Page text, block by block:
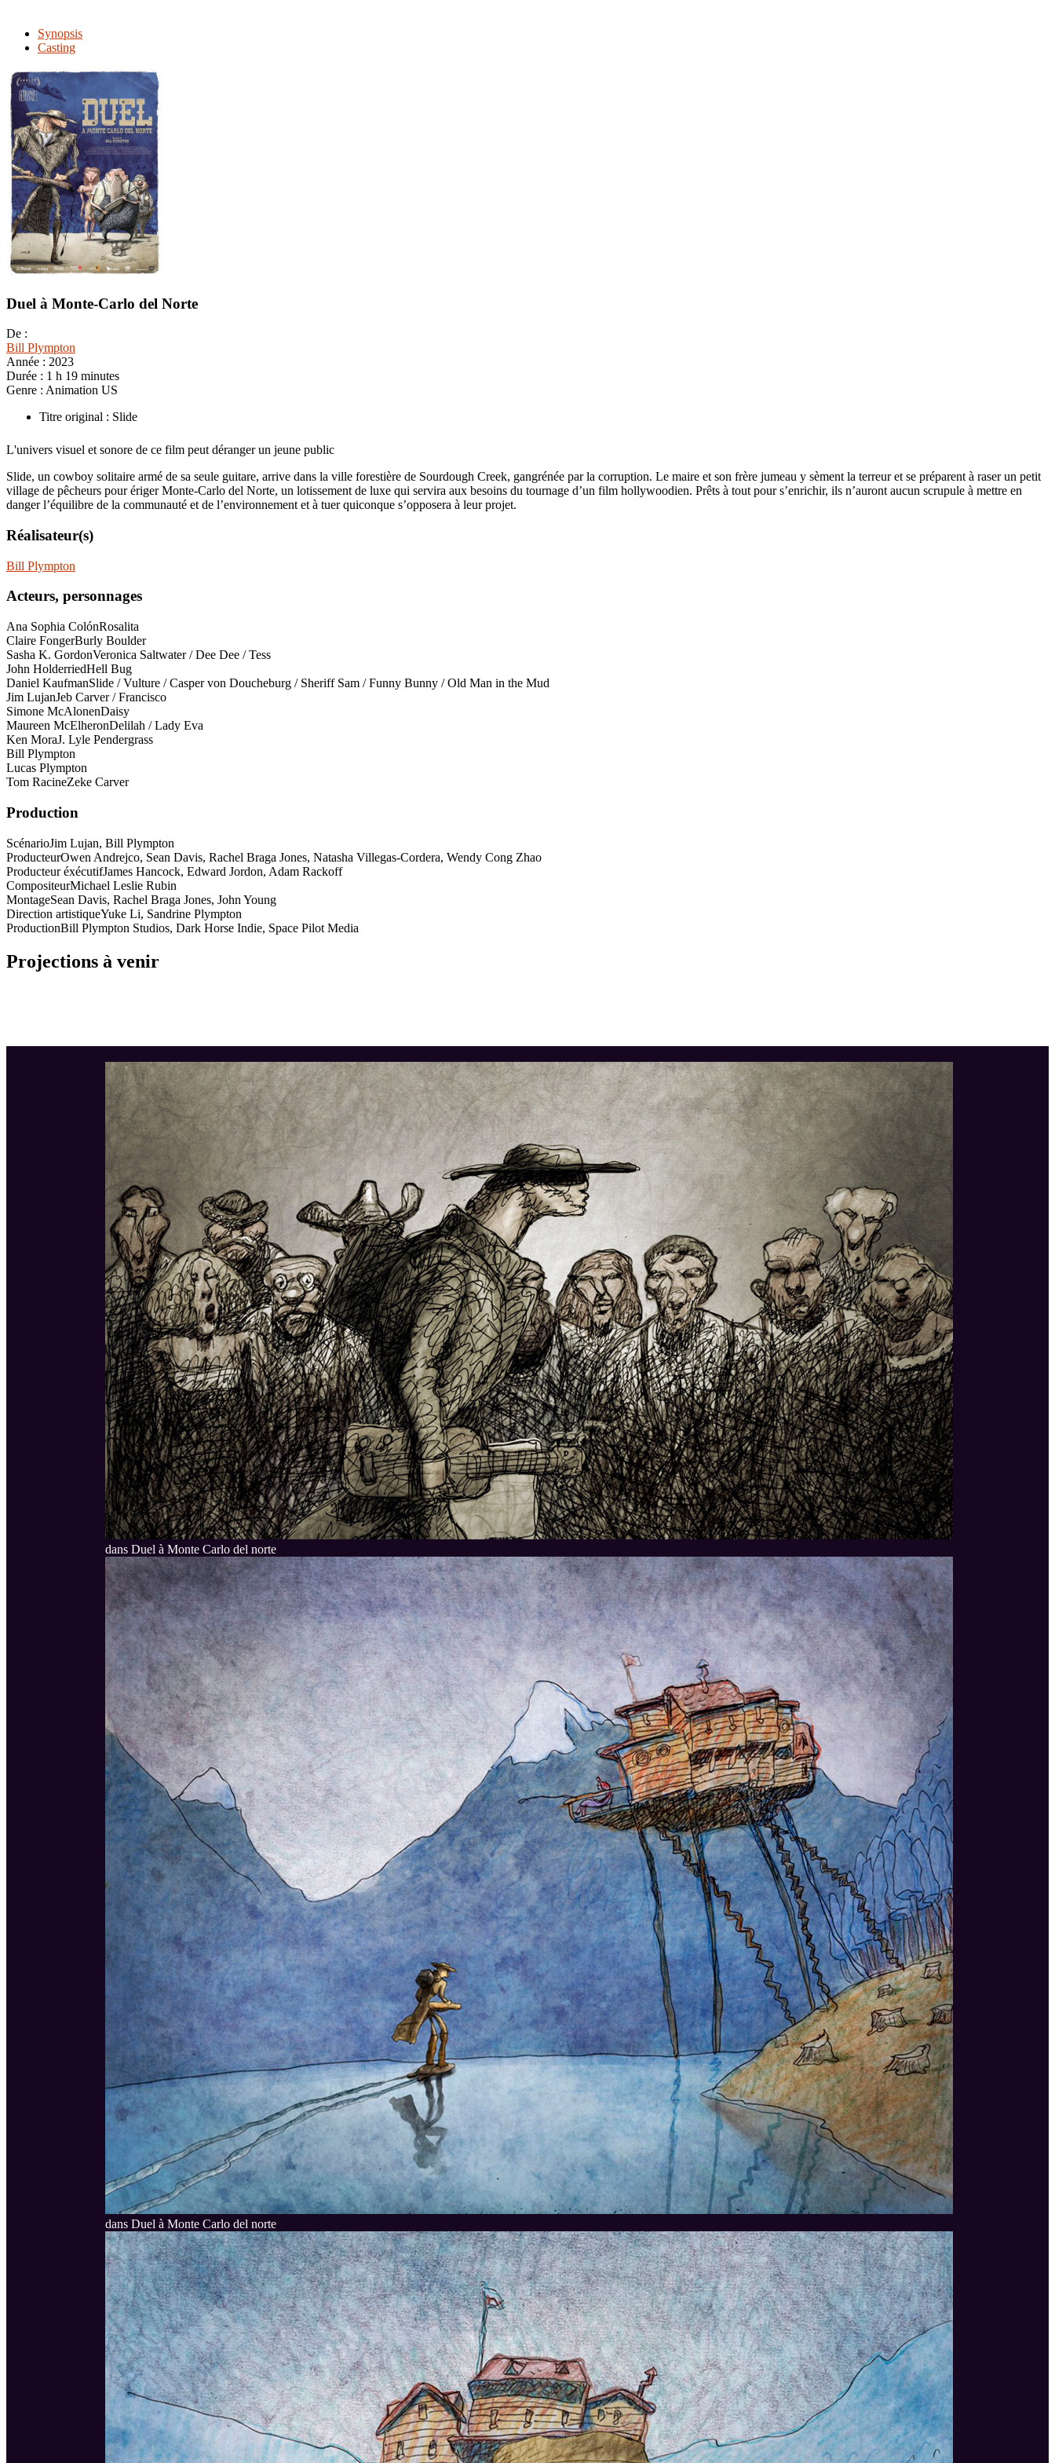
Synopsis
Casting
Duel à Monte-Carlo del Norte
De :
Bill Plympton
Année : 2023
Durée : 1 h 19 minutes
Genre : Animation US
Titre original : Slide
L'univers visuel et sonore de ce film peut déranger un jeune public
Slide, un cowboy solitaire armé de sa seule guitare, arrive dans la ville forestière de Sourdough Creek, gangrénée par la corruption. Le maire et son frère jumeau y sèment la terreur et se préparent à raser un petit
village de pêcheurs pour ériger Monte-Carlo del Norte, un lotissement de luxe qui servira aux besoins du tournage d’un film hollywoodien. Prêts à tout pour s’enrichir, ils n’auront aucun scrupule à mettre en
danger l’équilibre de la communauté et de l’environnement et à tuer quiconque s’opposera à leur projet.
Réalisateur(s)
Bill Plympton
Acteurs, personnages
Ana Sophia ColónRosalita
Claire FongerBurly Boulder
Sasha K. GordonVeronica Saltwater / Dee Dee / Tess
John HolderriedHell Bug
Daniel KaufmanSlide / Vulture / Casper von Doucheburg / Sheriff Sam / Funny Bunny / Old Man in the Mud
Jim LujanJeb Carver / Francisco
Simone McAlonenDaisy
Maureen McElheronDelilah / Lady Eva
Ken MoraJ. Lyle Pendergrass
Bill Plympton
Lucas Plympton
Tom RacineZeke Carver
Production
ScénarioJim Lujan, Bill Plympton
ProducteurOwen Andrejco, Sean Davis, Rachel Braga Jones, Natasha Villegas-Cordera, Wendy Cong Zhao
Producteur éxécutifJames Hancock, Edward Jordon, Adam Rackoff
CompositeurMichael Leslie Rubin
MontageSean Davis, Rachel Braga Jones, John Young
Direction artistiqueYuke Li, Sandrine Plympton
ProductionBill Plympton Studios, Dark Horse Indie, Space Pilot Media
Projections à venir
dans Duel à Monte Carlo del norte
dans Duel à Monte Carlo del norte